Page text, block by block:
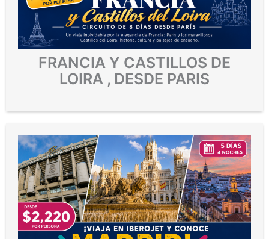
FRANCIA Y CASTILLOS DE
LOIRA , DESDE PARIS